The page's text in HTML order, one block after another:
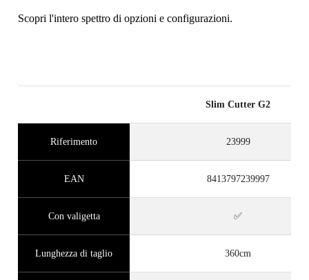
Scopri l'intero spettro di opzioni e configurazioni.
Slim Cutter G2
Riferimento 23999
EAN 8413797239997
Con valigetta ✅
Lunghezza di taglio 360cm